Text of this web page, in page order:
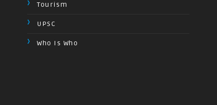
Tourism
UPSC
Who Is Who